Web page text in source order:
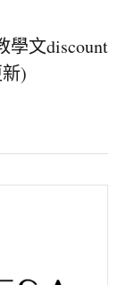
學文discount
)